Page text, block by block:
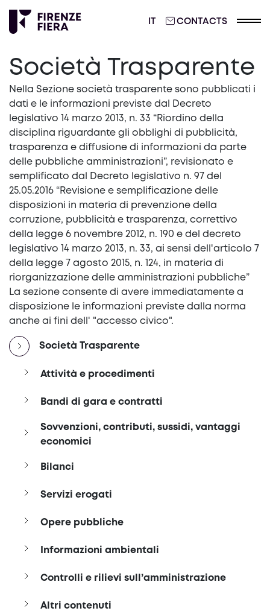
ITALIANOCONTACTS
Società Trasparente
Nella Sezione società trasparente sono pubblicati i
dati e le informazioni previste dal Decreto
legislativo 14 marzo 2013, n. 33 “Riordino della
disciplina riguardante gli obblighi di pubblicità,
trasparenza e diffusione di informazioni da parte
delle pubbliche amministrazioni”, revisionato e
semplificato dal Decreto legislativo n. 97 del
25.05.2016 “Revisione e semplificazione delle
disposizioni in materia di prevenzione della
corruzione, pubblicità e trasparenza, correttivo
della legge 6 novembre 2012, n. 190 e del decreto
legislativo 14 marzo 2013, n. 33, ai sensi dell'articolo 7
della legge 7 agosto 2015, n. 124, in materia di
riorganizzazione delle amministrazioni pubbliche”
La sezione consente di avere immediatamente a
disposizione le informazioni previste dalla norma
anche ai fini dell' "accesso civico".
Società Trasparente
Attività e procedimenti
Bandi di gara e contratti
Sovvenzioni, contributi, sussidi, vantaggi
economici
Bilanci
Servizi erogati
Opere pubbliche
Informazioni ambientali
Controlli e rilievi sull’amministrazione
Altri contenuti